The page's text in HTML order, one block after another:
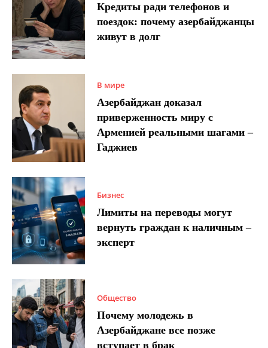
Кредиты ради телефонов и
поездок: почему азербайджанцы
живут в долг
В мире
Азербайджан доказал
приверженность миру с
Арменией реальными шагами –
Гаджиев
Бизнес
Лимиты на переводы могут
вернуть граждан к наличным –
эксперт
Общество
Почему молодежь в
Азербайджане все позже
вступает в брак